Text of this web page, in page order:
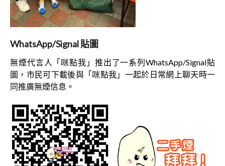
WhatsApp/Signal 貼圖
無煙代言人「咪點我」推出了一系列WhatsApp/Signal貼
圖，市民可下載後與「咪點我」一起於日常網上聊天時一
同推廣無煙信息。